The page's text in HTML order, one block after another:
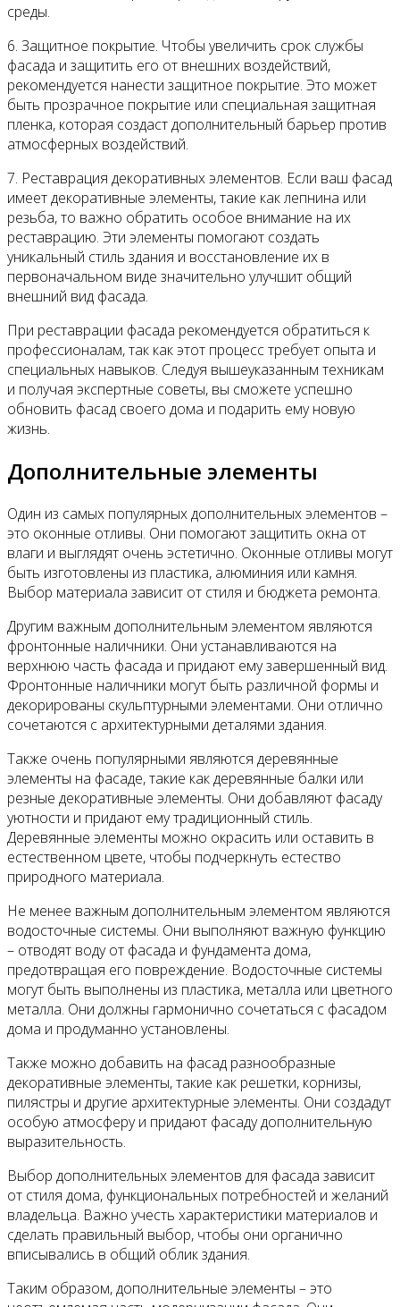
среды.
6. Защитное покрытие. Чтобы увеличить срок службы
фасада и защитить его от внешних воздействий,
рекомендуется нанести защитное покрытие. Это может
быть прозрачное покрытие или специальная защитная
пленка, которая создаст дополнительный барьер против
атмосферных воздействий.
7. Реставрация декоративных элементов. Если ваш фасад
имеет декоративные элементы, такие как лепнина или
резьба, то важно обратить особое внимание на их
реставрацию. Эти элементы помогают создать
уникальный стиль здания и восстановление их в
первоначальном виде значительно улучшит общий
внешний вид фасада.
При реставрации фасада рекомендуется обратиться к
профессионалам, так как этот процесс требует опыта и
специальных навыков. Следуя вышеуказанным техникам
и получая экспертные советы, вы сможете успешно
обновить фасад своего дома и подарить ему новую
жизнь.
Дополнительные элементы
Один из самых популярных дополнительных элементов –
это оконные отливы. Они помогают защитить окна от
влаги и выглядят очень эстетично. Оконные отливы могут
быть изготовлены из пластика, алюминия или камня.
Выбор материала зависит от стиля и бюджета ремонта.
Другим важным дополнительным элементом являются
фронтонные наличники. Они устанавливаются на
верхнюю часть фасада и придают ему завершенный вид.
Фронтонные наличники могут быть различной формы и
декорированы скульптурными элементами. Они отлично
сочетаются с архитектурными деталями здания.
Также очень популярными являются деревянные
элементы на фасаде, такие как деревянные балки или
резные декоративные элементы. Они добавляют фасаду
уютности и придают ему традиционный стиль.
Деревянные элементы можно окрасить или оставить в
естественном цвете, чтобы подчеркнуть естество
природного материала.
Не менее важным дополнительным элементом являются
водосточные системы. Они выполняют важную функцию
– отводят воду от фасада и фундамента дома,
предотвращая его повреждение. Водосточные системы
могут быть выполнены из пластика, металла или цветного
металла. Они должны гармонично сочетаться с фасадом
дома и продуманно установлены.
Также можно добавить на фасад разнообразные
декоративные элементы, такие как решетки, корнизы,
пилястры и другие архитектурные элементы. Они создадут
особую атмосферу и придают фасаду дополнительную
выразительность.
Выбор дополнительных элементов для фасада зависит
от стиля дома, функциональных потребностей и желаний
владельца. Важно учесть характеристики материалов и
сделать правильный выбор, чтобы они органично
вписывались в общий облик здания.
Таким образом, дополнительные элементы – это